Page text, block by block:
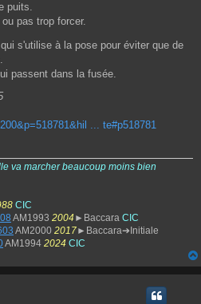
puits.
pas trop forcer.
s'utilise à la pose pour éviter que de
passent dans la fusée.
... te#p518781
va marcher beaucoup moins bien
CIC
AM1993 2004 ►Baccara CIC
AM2000 2017►Baccara➔Initiale
AM1994 2024 CIC